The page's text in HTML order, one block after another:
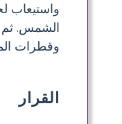
واستيعاب
الشمس. ثم
وقطرات
القرار